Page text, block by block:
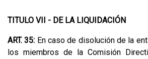
TITULO VII - DE LA LIQUIDACIÓN
ART. 35: En caso de disolución de la
los miembros de la Comisión